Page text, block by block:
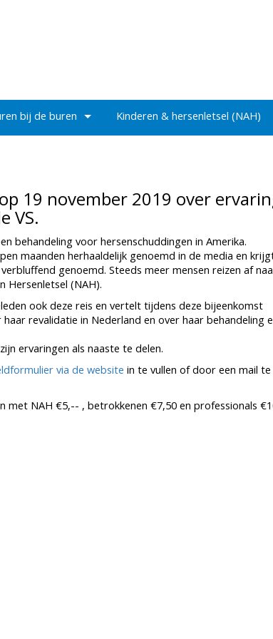
bij de buren Kinderen & hersenletsel (NAH)
19 november 2019 over
VS.
behandeling voor hersenschuddingen in Amerika.
maanden herhaaldelijk genoemd in de media en
genoemd. Steeds meer mensen reizen af
Hersenletsel (NAH).
ook deze reis en vertelt tijdens deze bijeenkomst
revalidatie in Nederland en over haar behandeling
ervaringen als naaste te delen.
via de website in te vullen of door een mail
met NAH €5,-- , betrokkenen €7,50 en professionals